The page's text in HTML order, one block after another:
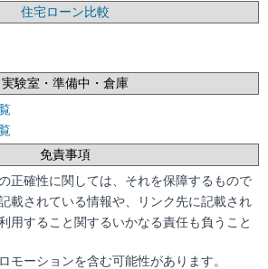
住宅ローン比較
実験室・準備中・倉庫
免責事項
正確性に関しては、それを保障するもので
載されている情報や、リンク先に記載され
用すること関するいかなる責任も負うこと
モーションを含む可能性があります。